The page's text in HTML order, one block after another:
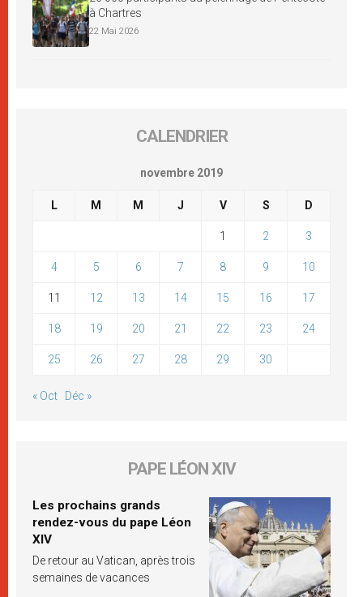
à Chartres
22 Mai 2026
CALENDRIER
novembre 2019
L M M J V S D
1 2 3
4 5 6 7 8 9 10
11 12 13 14 15 16 17
18 19 20 21 22 23 24
25 26 27 28 29 30
« Oct Déc »
PAPE LÉON XIV
Les prochains grands
rendez-vous du pape Léon
XIV
De retour au Vatican, après trois
semaines de vacances